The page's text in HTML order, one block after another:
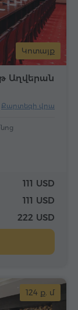
Կոտայք
Աղվերան
Քարտեզի վրա
111 USD
111 USD
222 USD
124 ք. մ